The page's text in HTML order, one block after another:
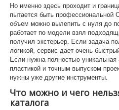
Но именно здесь проходит и
пытается быть профессиональной
объем можно вылепить с нуля до
работает по модели взял
получил экстерьер. Если задача
логикой, сервис дает очень
Если нужна полностью уникальная
пластикой и точным выпуском
нужны уже другие инструменты.
Что можно и чего
каталога